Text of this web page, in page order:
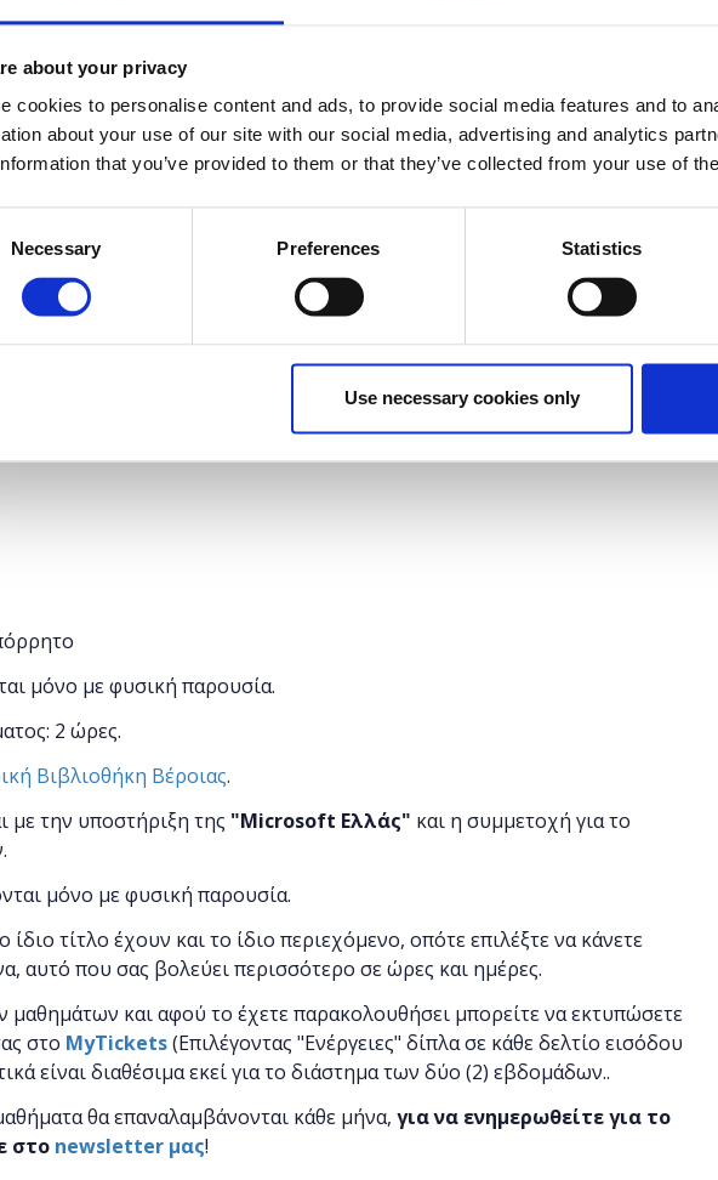
about your privacy
cookies to personalise content and ads, to provide social media features and to
about your use of our site with our social media, advertising and analytics
that you’ve provided to them or that they’ve collected from your use of
Necessary Preferences Statistics
Use necessary cookies only
έχει λήξει.
να δώσει την δυνατότητα στους συμμετέχοντες να εκπαιδευτούν
δικτύωσης. Πρόκειται για μια εισαγωγή σε μερικά από τα πιο
social media, όπου πρόκειται να πάρετε μία πρώτη γεύση από το
εφαρμογής και από τις επιμέρους λειτουργίες τους.
που επιθυμούν να αποκτήσουν μια πρώτη επαφή με τα μέσα
και να προστατευτούν από την αλόγιστη έκθεσή τους σε αυτά.
μόνο με φυσική παρουσία.
2 ώρες.
Βιβλιοθήκη Βέροιας.
με την υποστήριξη της "Microsoft Ελλάς" και η συμμετοχή για το
μόνο με φυσική παρουσία.
τίτλο έχουν και το ίδιο περιεχόμενο, οπότε επιλέξτε να κάνετε
αυτό που σας βολεύει περισσότερο σε ώρες και ημέρες.
μαθημάτων και αφού το έχετε παρακολουθήσει μπορείτε να εκτυπώσετε
στο MyTickets(Επιλέγοντας "Ενέργειες" δίπλα σε κάθε δελτίο εισόδου
είναι διαθέσιμα εκεί για το διάστημα των δύο (2) εβδομάδων..
θα επαναλαμβάνονται κάθε μήνα, για να ενημερωθείτε για το
στο newsletter μας!